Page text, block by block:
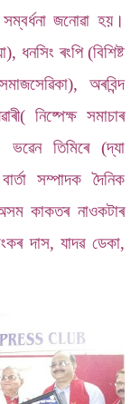
জনোৱা হয়।
ধনসিং ৰংপি (বিশিষ্ট
অৰবিন্দ
নিষ্পেক্ষ সমাচাৰ
তিমিৰে (দ্যা
সম্পাদক দৈনিক
কাকতৰ নাওকটাৰ
দাস, যাদৱ ডেকা,